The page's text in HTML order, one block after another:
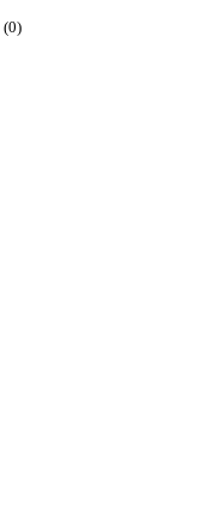
(0)